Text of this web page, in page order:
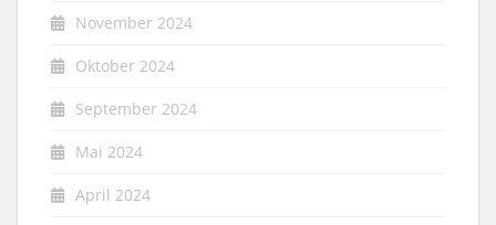
November 2024
Oktober 2024
September 2024
Mai 2024
April 2024